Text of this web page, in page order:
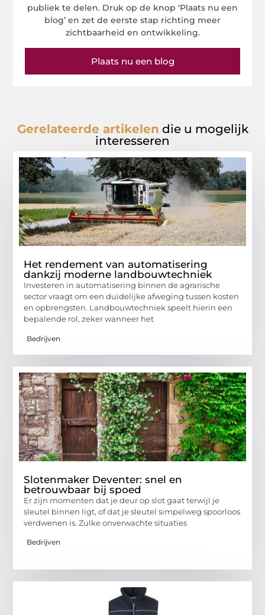
publiek te delen. Druk op de knop ‘Plaats nu een
blog’ en zet de eerste stap richting meer
zichtbaarheid en ontwikkeling.
Plaats nu een blog
Gerelateerde artikelen die u mogelijk
interesseren
Het rendement van automatisering
dankzij moderne landbouwtechniek
Investeren in automatisering binnen de agrarische
sector vraagt om een duidelijke afweging tussen kosten
en opbrengsten. Landbouwtechniek speelt hierin een
bepalende rol, zeker wanneer het
Bedrijven
Slotenmaker Deventer: snel en
betrouwbaar bij spoed
Er zijn momenten dat je deur op slot gaat terwijl je
sleutel binnen ligt, of dat je sleutel simpelweg spoorloos
verdwenen is. Zulke onverwachte situaties
Bedrijven